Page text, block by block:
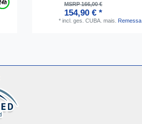
MSRP 166,00 €
154,90 € *
* incl. ges. CUBA. mais. Remessa